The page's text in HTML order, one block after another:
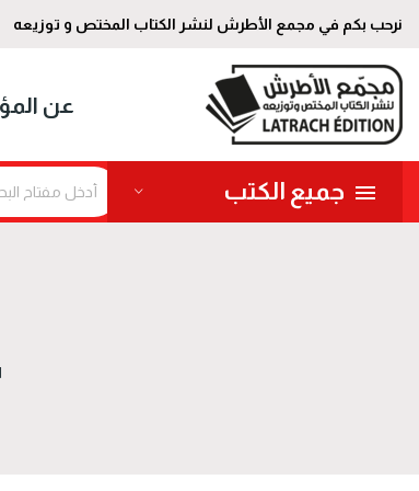
نرحب بكم في مجمع الأطرش لنشر الكتاب المختص و توزيعه
عن
جميع الكتب